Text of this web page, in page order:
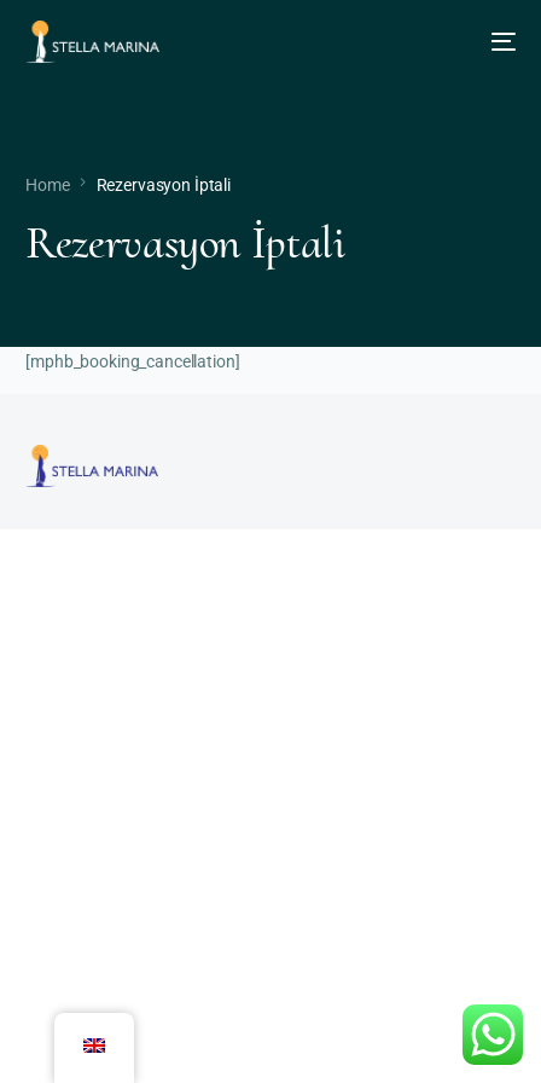
Home Rezervasyon İptali
Rezervasyon İptali
[mphb_booking_cancellation]